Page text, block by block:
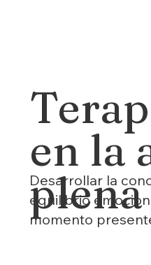
en la
plena
Desarrollar la
equilibrio
momento